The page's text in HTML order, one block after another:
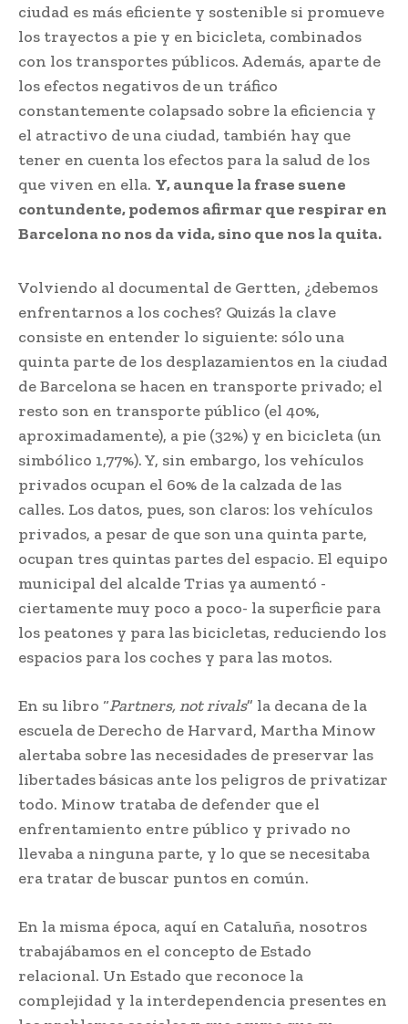
ciudad es más eficiente y sostenible si promueve
los trayectos a pie y en bicicleta, combinados
con los transportes públicos. Además, aparte de
los efectos negativos de un tráfico
constantemente colapsado sobre la eficiencia y
el atractivo de una ciudad, también hay que
tener en cuenta los efectos para la salud de los
que viven en ella. Y, aunque la frase suene
contundente, podemos afirmar que respirar en
Barcelona no nos da vida, sino que nos la quita.
Volviendo al documental de Gertten, ¿debemos
enfrentarnos a los coches? Quizás la clave
consiste en entender lo siguiente: sólo una
quinta parte de los desplazamientos en la ciudad
de Barcelona se hacen en transporte privado; el
resto son en transporte público (el 40%,
aproximadamente), a pie (32%) y en bicicleta (un
simbólico 1,77%). Y, sin embargo, los vehículos
privados ocupan el 60% de la calzada de las
calles. Los datos, pues, son claros: los vehículos
privados, a pesar de que son una quinta parte,
ocupan tres quintas partes del espacio. El equipo
municipal del alcalde Trias ya aumentó -
ciertamente muy poco a poco- la superficie para
los peatones y para las bicicletas, reduciendo los
espacios para los coches y para las motos.
En su libro “Partners, not rivals” la decana de la
escuela de Derecho de Harvard, Martha Minow
alertaba sobre las necesidades de preservar las
libertades básicas ante los peligros de privatizar
todo. Minow trataba de defender que el
enfrentamiento entre público y privado no
llevaba a ninguna parte, y lo que se necesitaba
era tratar de buscar puntos en común.
En la misma época, aquí en Cataluña, nosotros
trabajábamos en el concepto de Estado
relacional. Un Estado que reconoce la
complejidad y la interdependencia presentes en